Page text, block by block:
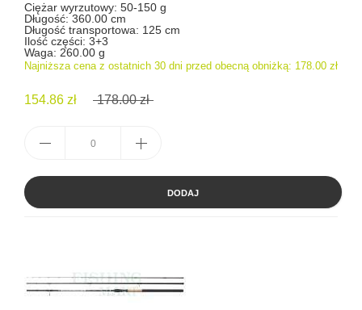
Ciężar wyrzutowy: 50-150 g
Długość: 360.00 cm
Długość transportowa: 125 cm
Ilość części: 3+3
Waga: 260.00 g
Najniższa cena z ostatnich 30 dni przed obecną obniżką: 178.00 zł
154.86 zł 178.00 zł
DODAJ